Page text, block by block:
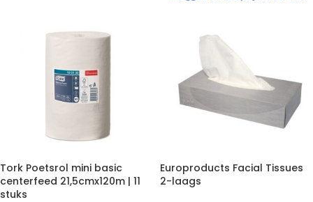
Tork Poetsrol mini basic
centerfeed 21,5cmx120m | 11
stuks
Europroducts Facial Tissues
2-laags